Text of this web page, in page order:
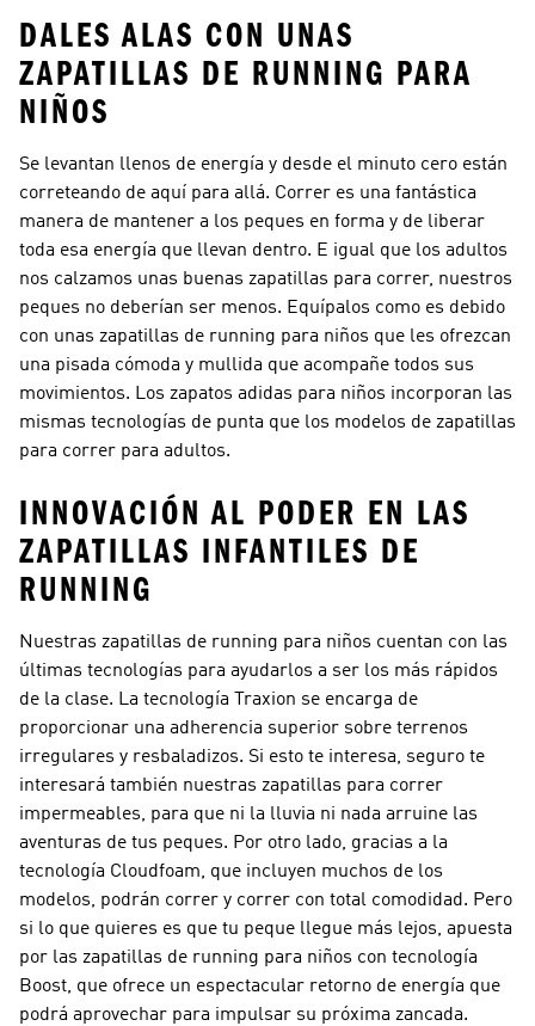
DALES ALAS CON UNAS
ZAPATILLAS DE RUNNING PARA
NIÑOS
Se levantan llenos de energía y desde el minuto cero están
correteando de aquí para allá. Correr es una fantástica
manera de mantener a los peques en forma y de liberar
toda esa energía que llevan dentro. E igual que los adultos
nos calzamos unas buenas zapatillas para correr, nuestros
peques no deberían ser menos. Equípalos como es debido
con unas zapatillas de running para niños que les ofrezcan
una pisada cómoda y mullida que acompañe todos sus
movimientos. Los zapatos adidas para niños incorporan las
mismas tecnologías de punta que los modelos de zapatillas
para correr para adultos.
INNOVACIÓN AL PODER EN LAS
ZAPATILLAS INFANTILES DE
RUNNING
Nuestras zapatillas de running para niños cuentan con las
últimas tecnologías para ayudarlos a ser los más rápidos
de la clase. La tecnología Traxion se encarga de
proporcionar una adherencia superior sobre terrenos
irregulares y resbaladizos. Si esto te interesa, seguro te
interesará también nuestras zapatillas para correr
impermeables, para que ni la lluvia ni nada arruine las
aventuras de tus peques. Por otro lado, gracias a la
tecnología Cloudfoam, que incluyen muchos de los
modelos, podrán correr y correr con total comodidad. Pero
si lo que quieres es que tu peque llegue más lejos, apuesta
por las zapatillas de running para niños con tecnología
Boost, que ofrece un espectacular retorno de energía que
podrá aprovechar para impulsar su próxima zancada.